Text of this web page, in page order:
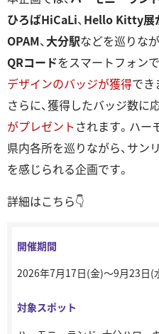
ひろばHiCaLi、 Hello Kitty展
OPAM、 ⼤分駅などを巡りなが
QRコードをスマートフォン
デザインのバッジが獲得でき
さらに、獲得したバッジ数に
がプレゼントされます。ハー
県内各所を巡りながら、サン
を感じられる企画です。
詳細はこちら👇
開催期間
2026年7⽉17⽇(⾦)〜9⽉23⽇(
対象スポット